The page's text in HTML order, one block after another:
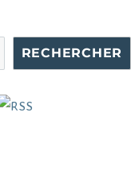
RECHERCHER